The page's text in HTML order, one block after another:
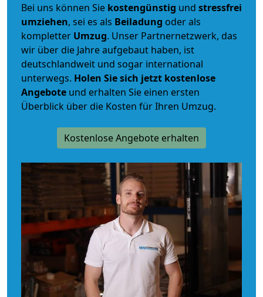
Bei uns können Sie kostengünstig und stressfrei
umziehen, sei es als Beiladung oder als
kompletter Umzug. Unser Partnernetzwerk, das
wir über die Jahre aufgebaut haben, ist
deutschlandweit und sogar international
unterwegs. Holen Sie sich jetzt kostenlose
Angebote und erhalten Sie einen ersten
Überblick über die Kosten für Ihren Umzug.
Kostenlose Angebote erhalten